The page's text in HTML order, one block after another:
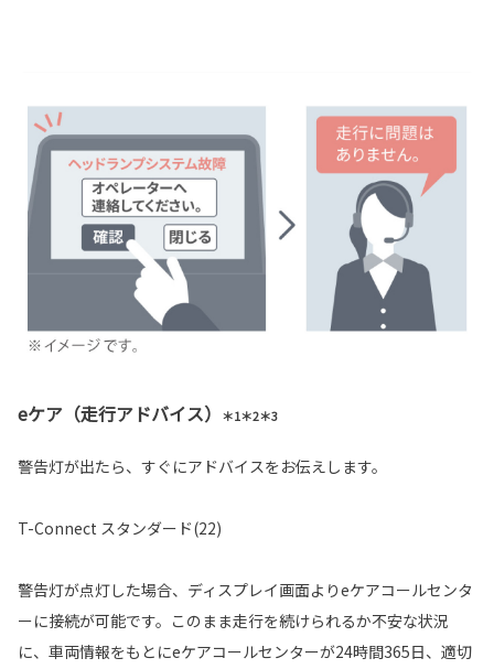
eケア（走行アドバイス） ＊1＊2＊3
警告灯が出たら、すぐにアドバイスをお伝えします。
T-Connect スタンダード(22)
警告灯が点灯した場合、ディスプレイ画面よりeケアコールセンタ
ーに接続が可能です。このまま走行を続けられるか不安な状況
に、車両情報をもとにeケアコールセンターが24時間365日、適切